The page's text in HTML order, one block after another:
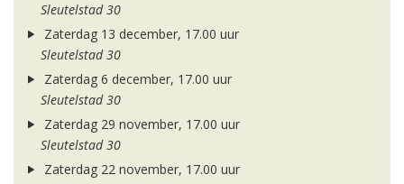
Sleutelstad 30
Zaterdag 13 december, 17.00 uur
Sleutelstad 30
Zaterdag 6 december, 17.00 uur
Sleutelstad 30
Zaterdag 29 november, 17.00 uur
Sleutelstad 30
Zaterdag 22 november, 17.00 uur